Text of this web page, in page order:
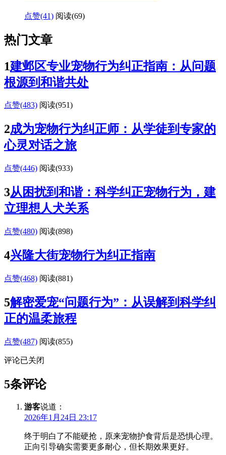
点赞(41) 阅读(69)
热门文章
1建邺区专业宠物行为纠正指南：从问题
根源到和谐共处
点赞(483) 阅读(951)
2成为宠物行为纠正师：从学徒到专家的
心灵对话之旅
点赞(446) 阅读(933)
3从困扰到和谐：科学纠正宠物行为，建
立理想人犬关系
点赞(480) 阅读(898)
4兴隆大街宠物行为纠正指南
点赞(468) 阅读(881)
5解密爱宠“问题行为”：从误解到科学纠
正的温柔旅程
点赞(487) 阅读(855)
评论已关闭
5条评论
游客说道：
2026年1月24日 23:17
终于明白了不能硬抢，原来宠物护食背后是恐惧心理。
正向引导确实需要更多耐心，但长期效果更好。